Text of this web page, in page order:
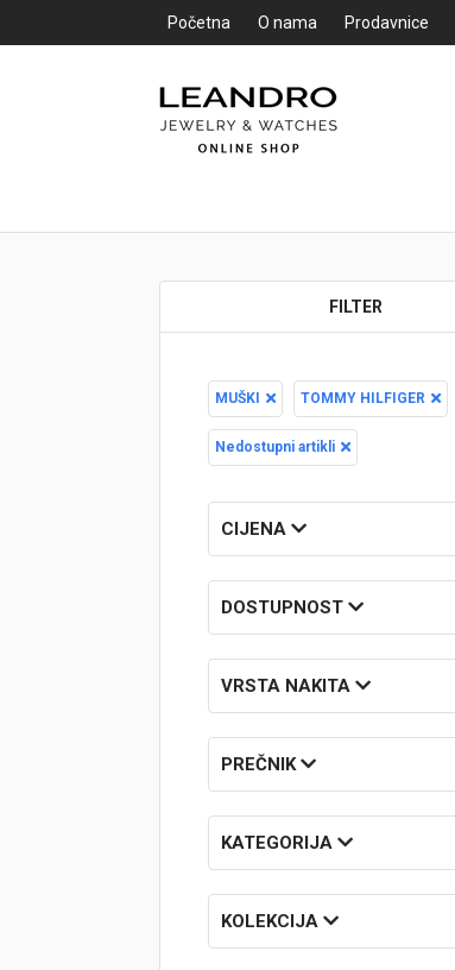
Početna
Loyalty Club
Brendovi
Swiss🇨🇭
Diamond
Početna O nama Prodavnice
FILTER
MUŠKI TOMMY HILFIGER
Nedostupni artikli
CIJENA
DOSTUPNOST
VRSTA NAKITA
PREČNIK
KATEGORIJA
KOLEKCIJA